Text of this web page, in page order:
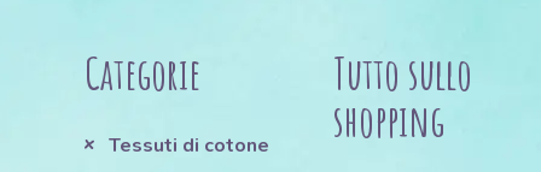
Categorie
Tessuti di cotone
Tutto sullo
shopping